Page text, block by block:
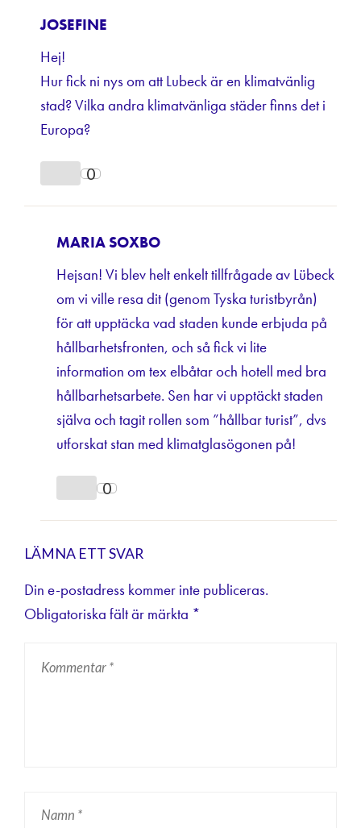
JOSEFINE
Hej!
Hur fick ni nys om att Lubeck är en klimatvänlig
stad? Vilka andra klimatvänliga städer finns det i
Europa?
0
MARIA SOXBO
Hejsan! Vi blev helt enkelt tillfrågade av Lübeck
om vi ville resa dit (genom Tyska turistbyrån)
för att upptäcka vad staden kunde erbjuda på
hållbarhetsfronten, och så fick vi lite
information om tex elbåtar och hotell med bra
hållbarhetsarbete. Sen har vi upptäckt staden
själva och tagit rollen som ”hållbar turist”, dvs
utforskat stan med klimatglasögonen på!
0
LÄMNA ETT SVAR
Din e-postadress kommer inte publiceras.
Obligatoriska fält är märkta *